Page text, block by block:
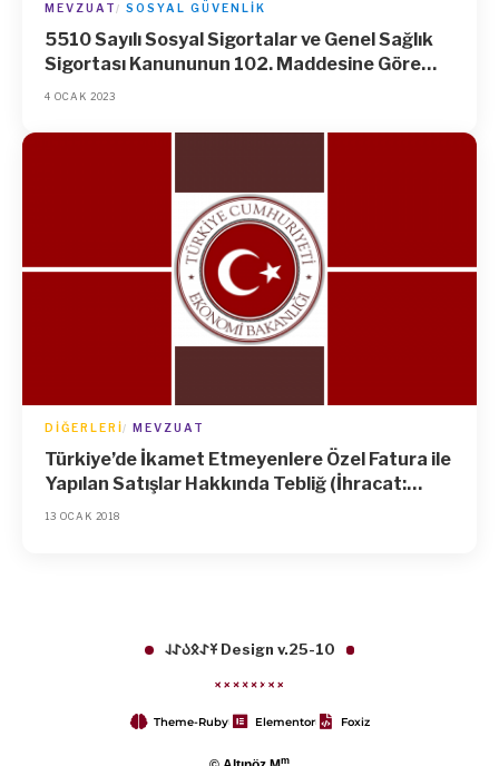
MEVZUAT SOSYAL GÜVENLIK
5510 Sayılı Sosyal Sigortalar ve Genel Sağlık
Sigortası Kanununun 102. Maddesine Göre
2023 Yılında Uygulanacak İdari Para Cezaları
4 OCAK 2023
DIĞERLERI MEVZUAT
Türkiye’de İkamet Etmeyenlere Özel Fatura ile
Yapılan Satışlar Hakkında Tebliğ (İhracat:
2003/3)’de Değişiklik Yapılmasına Dair Tebliğ
13 OCAK 2018
𐱁𐰀𐰋𐰉𐰀𐰞 Design v.25-10
Theme-Ruby Elementor Foxiz
m